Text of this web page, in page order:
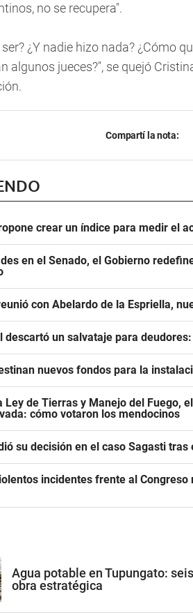
no se recupera".
¿Y nadie hizo nada? ¿Cómo
algunos jueces?", se quejó
Compartí la nota:
crear un índice para medir el
en el Senado, el Gobierno
con Abelardo de la Espriella,
descartó un salvataje para
nuevos fondos para la
Ley de Tierras y Manejo del Fuego,
cómo votaron los mendocinos
su decisión en el caso Sagasti tras
incidentes frente al Congreso
Agua potable en Tupungato:
obra estratégica